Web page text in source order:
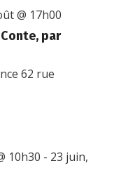
de
vues
par
@ 17h00
62 rue
10h30 - 23 juin,